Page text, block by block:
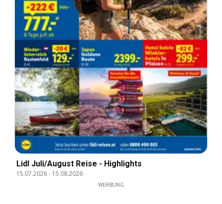
Lidl Juli/August Reise - Highlights
15.07.2026- 15.08.2026
WERBUNG